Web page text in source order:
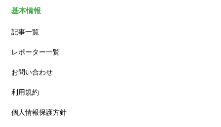
基本情報
記事一覧
レポーター一覧
お問い合わせ
利用規約
個人情報保護方針